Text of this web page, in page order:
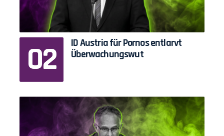
ID Austria für Pornos entlarvt
Überwachungswut